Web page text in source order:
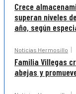
Crece
superan niveles
año, según
Noticias Hermosillo
Familia Villegas
abejas y